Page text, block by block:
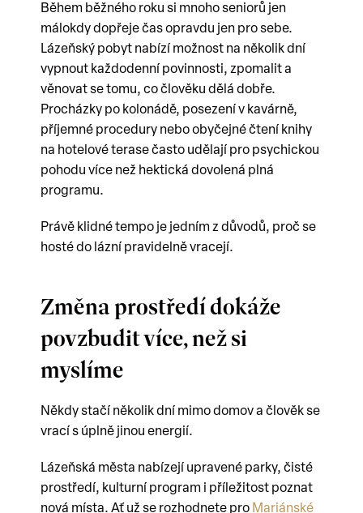
Během běžného roku si mnoho seniorů jen
málokdy dopřeje čas opravdu jen pro sebe.
Lázeňský pobyt nabízí možnost na několik dní
vypnout každodenní povinnosti, zpomalit a
věnovat se tomu, co člověku dělá dobře.
Procházky po kolonádě, posezení v kavárně,
příjemné procedury nebo obyčejné čtení knihy
na hotelové terase často udělají pro psychickou
pohodu více než hektická dovolená plná
programu.
Právě klidné tempo je jedním z důvodů, proč se
hosté do lázní pravidelně vracejí.
Změna prostředí dokáže
povzbudit více, než si
myslíme
Někdy stačí několik dní mimo domov a člověk se
vrací s úplně jinou energií.
Lázeňská města nabízejí upravené parky, čisté
prostředí, kulturní program i příležitost poznat
nová místa. Ať už se rozhodnete pro Mariánské